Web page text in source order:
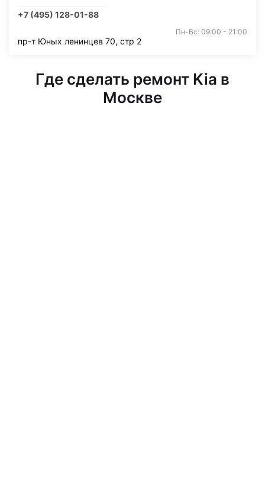
+7 (495) 128-01-88
Пн-Вс: 09:00 - 21:00
пр-т Юных ленинцев 70, стр 2
Где сделать ремонт Kia в
Москве